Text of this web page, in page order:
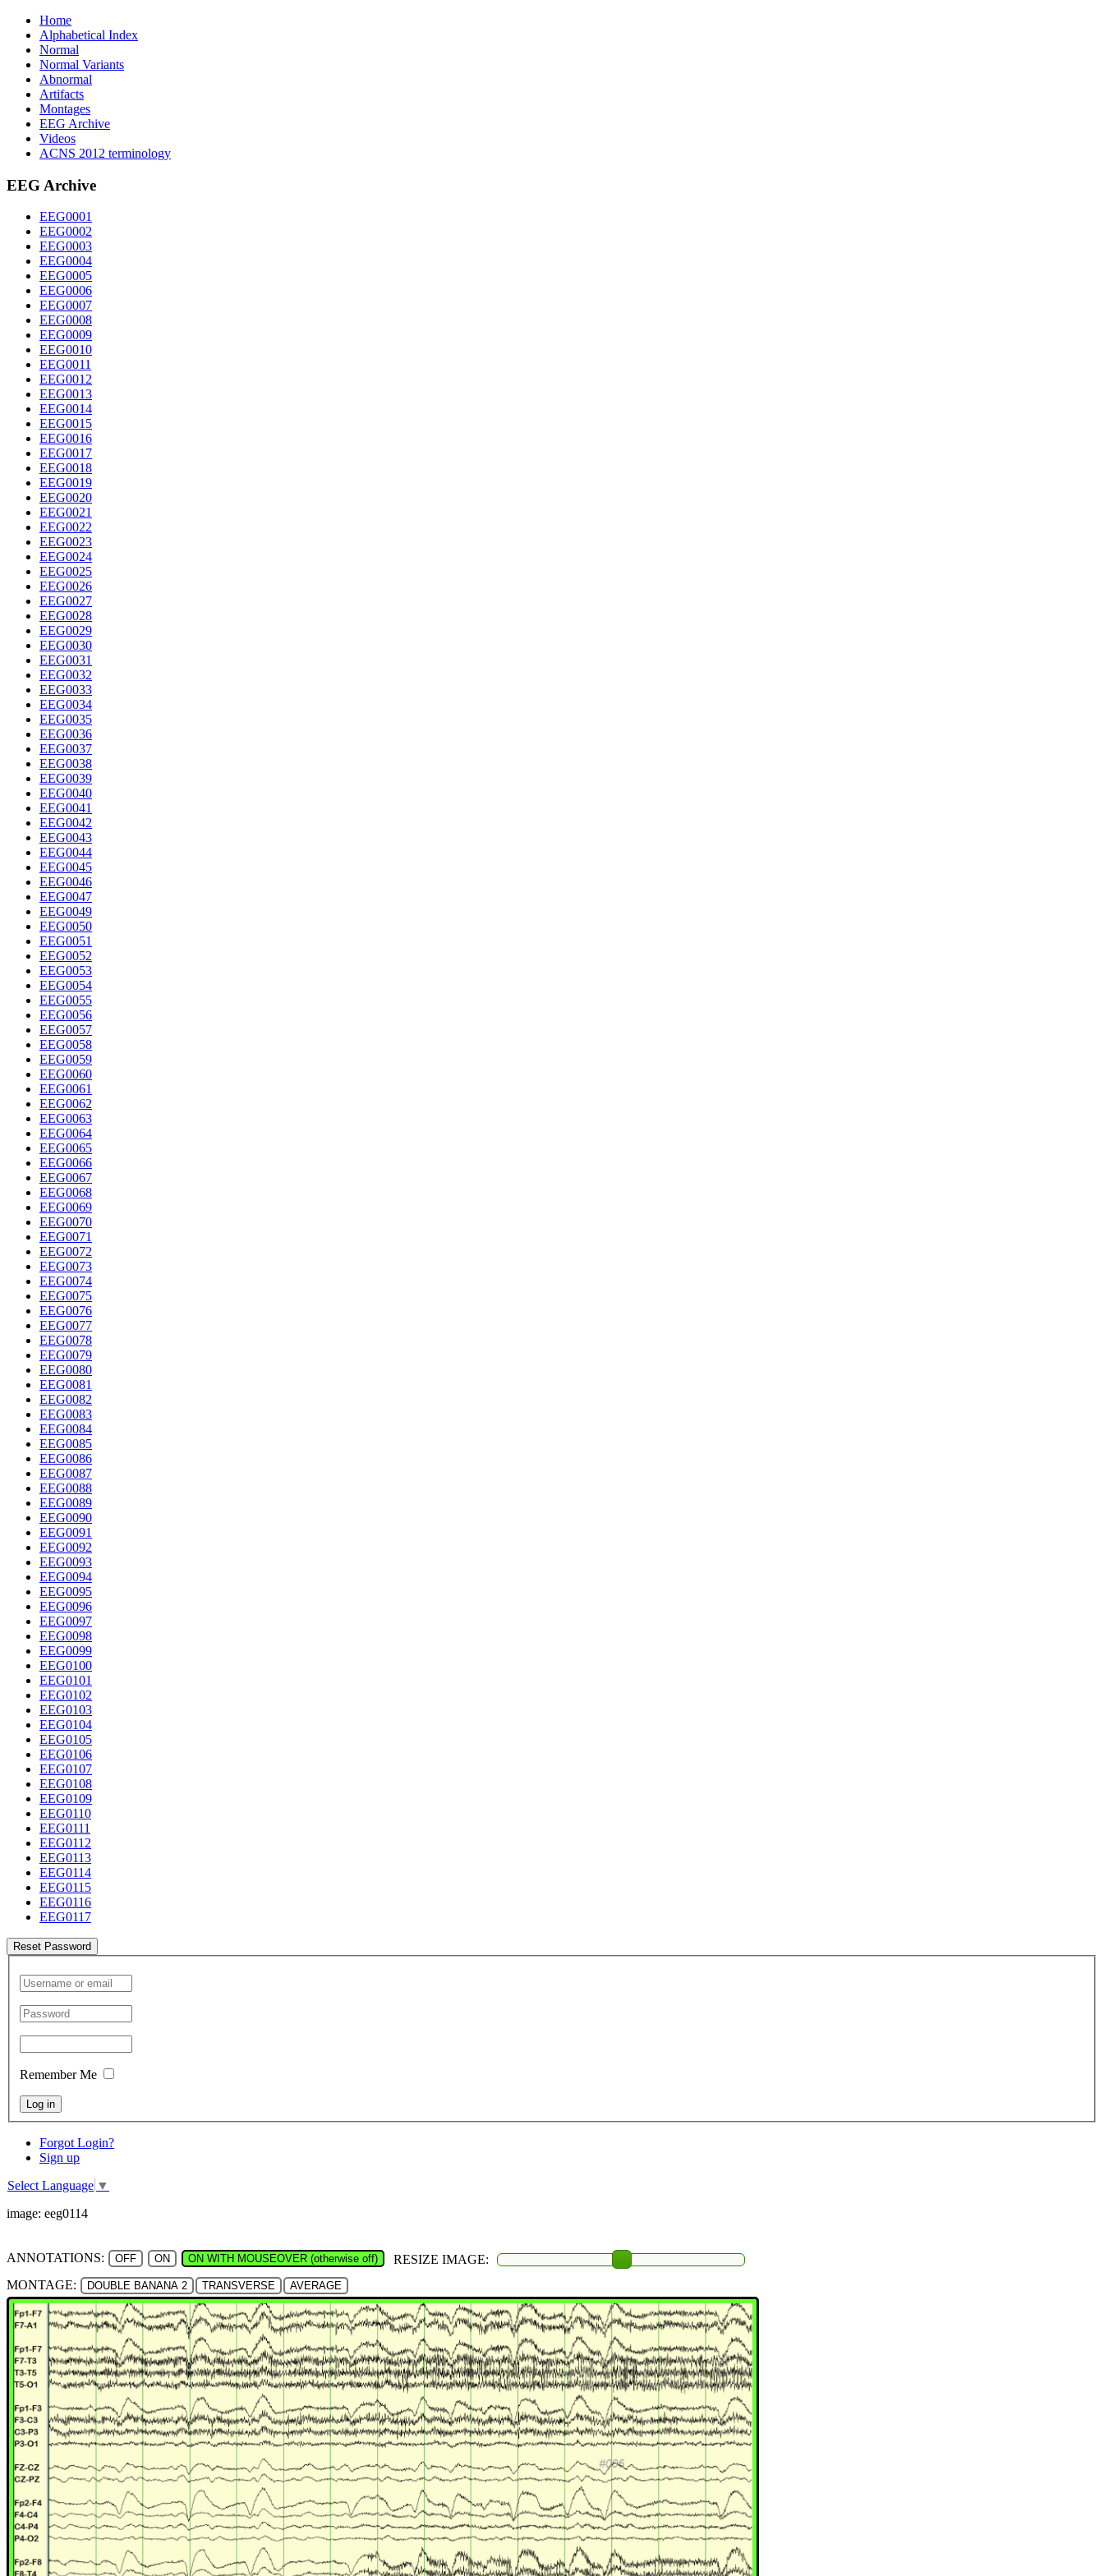
Home
Alphabetical Index
Normal
Normal Variants
Abnormal
Artifacts
Montages
EEG Archive
Videos
ACNS 2012 terminology
EEG Archive
EEG0001
EEG0002
EEG0003
EEG0004
EEG0005
EEG0006
EEG0007
EEG0008
EEG0009
EEG0010
EEG0011
EEG0012
EEG0013
EEG0014
EEG0015
EEG0016
EEG0017
EEG0018
EEG0019
EEG0020
EEG0021
EEG0022
EEG0023
EEG0024
EEG0025
EEG0026
EEG0027
EEG0028
EEG0029
EEG0030
EEG0031
EEG0032
EEG0033
EEG0034
EEG0035
EEG0036
EEG0037
EEG0038
EEG0039
EEG0040
EEG0041
EEG0042
EEG0043
EEG0044
EEG0045
EEG0046
EEG0047
EEG0049
EEG0050
EEG0051
EEG0052
EEG0053
EEG0054
EEG0055
EEG0056
EEG0057
EEG0058
EEG0059
EEG0060
EEG0061
EEG0062
EEG0063
EEG0064
EEG0065
EEG0066
EEG0067
EEG0068
EEG0069
EEG0070
EEG0071
EEG0072
EEG0073
EEG0074
EEG0075
EEG0076
EEG0077
EEG0078
EEG0079
EEG0080
EEG0081
EEG0082
EEG0083
EEG0084
EEG0085
EEG0086
EEG0087
EEG0088
EEG0089
EEG0090
EEG0091
EEG0092
EEG0093
EEG0094
EEG0095
EEG0096
EEG0097
EEG0098
EEG0099
EEG0100
EEG0101
EEG0102
EEG0103
EEG0104
EEG0105
EEG0106
EEG0107
EEG0108
EEG0109
EEG0110
EEG0111
EEG0112
EEG0113
EEG0114
EEG0115
EEG0116
EEG0117
Reset Password
Remember Me
Log in
Forgot Login?
Sign up
Select Language ▼
image: eeg0114
ANNOTATIONS: OFF ON ON WITH MOUSEOVER (otherwise off)
RESIZE IMAGE:
MONTAGE:
DOUBLE BANANA 2 TRANSVERSE AVERAGE